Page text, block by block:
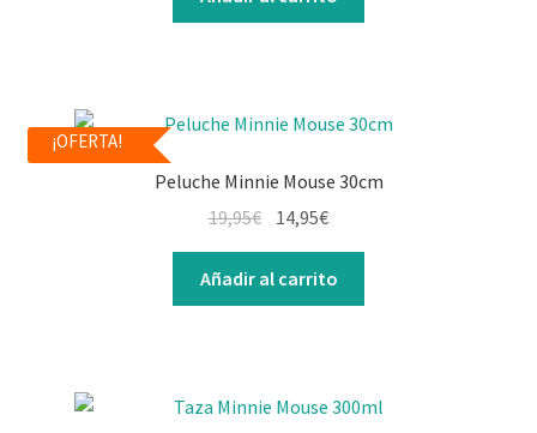
¡OFERTA!
Peluche Minnie Mouse 30cm
19,95€ 14,95€
Añadir al carrito